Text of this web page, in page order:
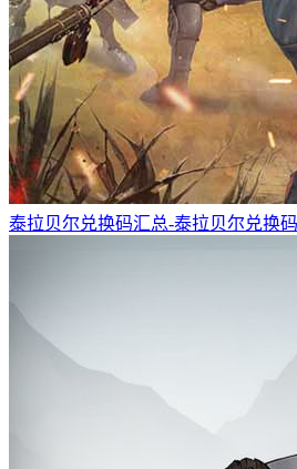
泰拉贝尔兑换码汇总-泰拉贝尔兑换